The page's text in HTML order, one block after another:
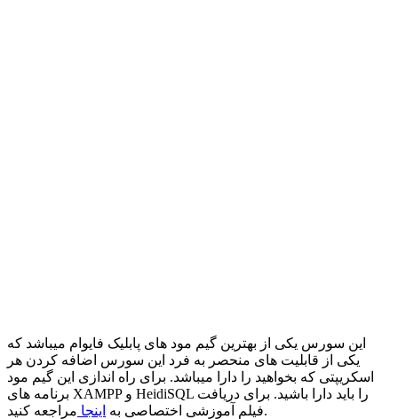
این سورس یکی از بهترین گیم مود های پابلیک فایوام میباشد که
یکی از قابلیت های منحصر به فرد این سورس اضافه کردن هر
اسکریپتی که بخواهید را دارا میباشد. برای راه اندازی این گیم مود
برنامه های XAMPP و HeidiSQL را باید دارا باشید. برای دریافت
فیلم آموزشی اختصاصی به اینجا مراجعه کنید.